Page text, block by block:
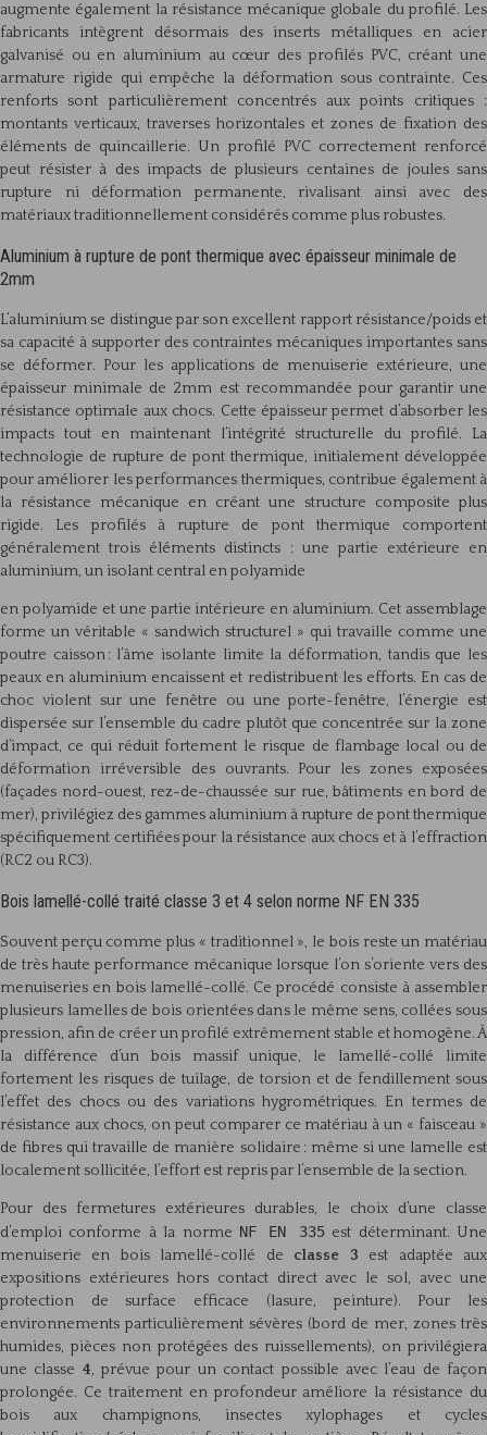
augmente également la résistance mécanique globale du profilé. Les
fabricants intègrent désormais des inserts métalliques en acier
galvanisé ou en aluminium au cœur des profilés PVC, créant une
armature rigide qui empêche la déformation sous contrainte. Ces
renforts sont particulièrement concentrés aux points critiques :
montants verticaux, traverses horizontales et zones de fixation des
éléments de quincaillerie. Un profilé PVC correctement renforcé
peut résister à des impacts de plusieurs centaines de joules sans
rupture ni déformation permanente, rivalisant ainsi avec des
matériaux traditionnellement considérés comme plus robustes.
Aluminium à rupture de pont thermique avec épaisseur minimale de
2mm
L’aluminium se distingue par son excellent rapport résistance/poids et
sa capacité à supporter des contraintes mécaniques importantes sans
se déformer. Pour les applications de menuiserie extérieure, une
épaisseur minimale de 2mm est recommandée pour garantir une
résistance optimale aux chocs. Cette épaisseur permet d’absorber les
impacts tout en maintenant l’intégrité structurelle du profilé. La
technologie de rupture de pont thermique, initialement développée
pour améliorer les performances thermiques, contribue également à
la résistance mécanique en créant une structure composite plus
rigide. Les profilés à rupture de pont thermique comportent
généralement trois éléments distincts : une partie extérieure en
aluminium, un isolant central en polyamide
en polyamide et une partie intérieure en aluminium. Cet assemblage
forme un véritable « sandwich structurel » qui travaille comme une
poutre caisson : l’âme isolante limite la déformation, tandis que les
peaux en aluminium encaissent et redistribuent les efforts. En cas de
choc violent sur une fenêtre ou une porte-fenêtre, l’énergie est
dispersée sur l’ensemble du cadre plutôt que concentrée sur la zone
d’impact, ce qui réduit fortement le risque de flambage local ou de
déformation irréversible des ouvrants. Pour les zones exposées
(façades nord-ouest, rez-de-chaussée sur rue, bâtiments en bord de
mer), privilégiez des gammes aluminium à rupture de pont thermique
spécifiquement certifiées pour la résistance aux chocs et à l’effraction
(RC2 ou RC3).
Bois lamellé-collé traité classe 3 et 4 selon norme NF EN 335
Souvent perçu comme plus « traditionnel », le bois reste un matériau
de très haute performance mécanique lorsque l’on s’oriente vers des
menuiseries en bois lamellé-collé. Ce procédé consiste à assembler
plusieurs lamelles de bois orientées dans le même sens, collées sous
pression, afin de créer un profilé extrêmement stable et homogène. À
la différence d’un bois massif unique, le lamellé-collé limite
fortement les risques de tuilage, de torsion et de fendillement sous
l’effet des chocs ou des variations hygrométriques. En termes de
résistance aux chocs, on peut comparer ce matériau à un « faisceau »
de fibres qui travaille de manière solidaire : même si une lamelle est
localement sollicitée, l’effort est repris par l’ensemble de la section.
Pour des fermetures extérieures durables, le choix d’une classe
d’emploi conforme à la norme NF EN 335est déterminant. Une
menuiserie en bois lamellé-collé de classe 3 est adaptée aux
expositions extérieures hors contact direct avec le sol, avec une
protection de surface efficace (lasure, peinture). Pour les
environnements particulièrement sévères (bord de mer, zones très
humides, pièces non protégées des ruissellements), on privilégiera
une classe 4, prévue pour un contact possible avec l’eau de façon
prolongée. Ce traitement en profondeur améliore la résistance du
bois aux champignons, insectes xylophages et cycles